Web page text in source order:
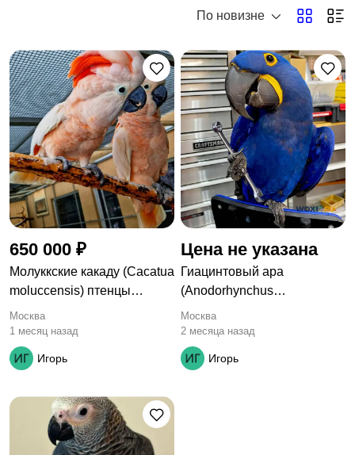
Аквариумистика
По новизне
650 000 ₽
Молуккские какаду (Cacatua
moluccensis) птенцы
выкормыши
Москва
1 месяц назад
Игорь
Цена не указана
Гиацинтовый ара
(Anodorhynchus
hyacinthinus) птенцы
выкормыши из питомника
Москва
2 месяца назад
Игорь